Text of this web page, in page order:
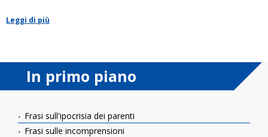
Leggi di più
In primo piano
Frasi sull'ipocrisia dei parenti
Frasi sulle incomprensioni